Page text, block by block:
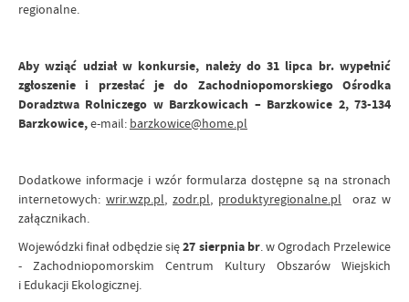
regionalne.
Aby wziąć udział w konkursie, należy do31 lipca br. wypełnić
zgłoszenie i przesłać je do Zachodniopomorskiego Ośrodka
Doradztwa Rolniczego w Barzkowicach – Barzkowice 2, 73-134
Barzkowice,e-mail: barzkowice@home.pl
Dodatkowe informacje i wzór formularza dostępne są na stronach
internetowych: wrir.wzp.pl, zodr.pl, produktyregionalne.pl oraz w
załącznikach.
Wojewódzki finał odbędzie się27 sierpnia br. w Ogrodach Przelewice
- Zachodniopomorskim Centrum Kultury Obszarów Wiejskich
i Edukacji Ekologicznej.